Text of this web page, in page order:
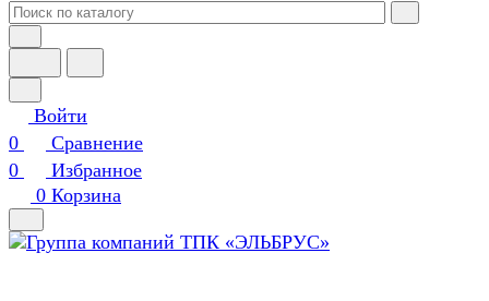
Войти
0
Сравнение
0
Избранное
0 Корзина